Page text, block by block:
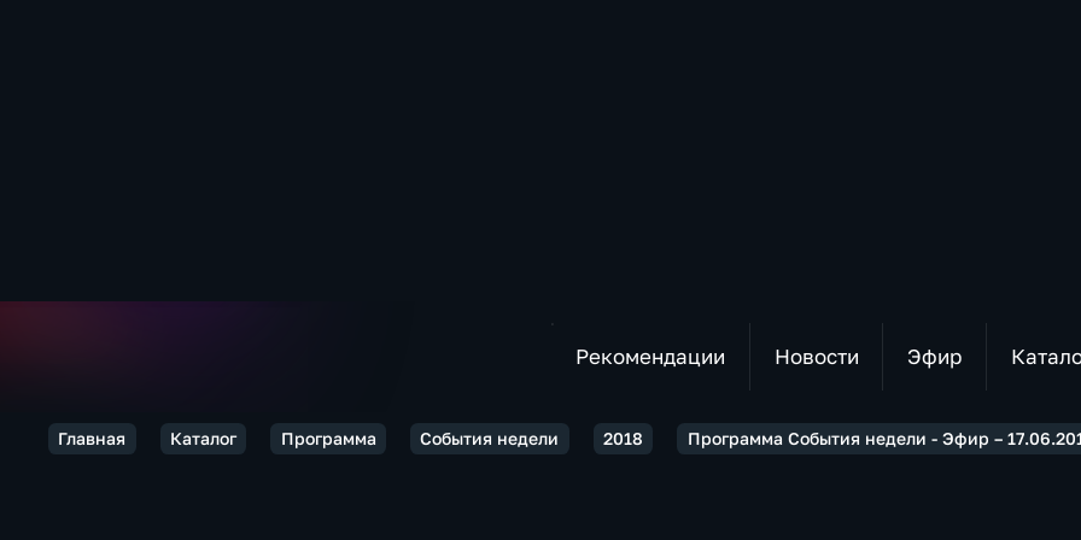
Рекомендации Новости Эфир
Главная Каталог Программа События недели 2018 Программа События недели - Эфир –